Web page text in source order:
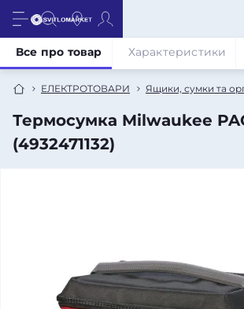
ЕЛЕКТРОТОВАРИ Ящики, сумки та
Термосумка Milwaukee
(4932471132)
Все про товар Характеристики